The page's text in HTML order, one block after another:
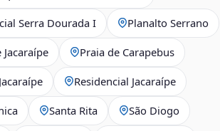
Serra Dourada I Planalto Serrano
Praia de Carapebus
Residencial Jacaraípe
Santa Rita São Diogo